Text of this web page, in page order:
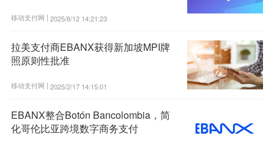
移动支付网 | 2025/8/12 14:21:23
拉美支付商EBANX获得新加坡MPI牌
照原则性批准
移动支付网 | 2025/2/17 14:15:01
EBANX整合Botón Bancolombia，简
化哥伦比亚跨境数字商务支付